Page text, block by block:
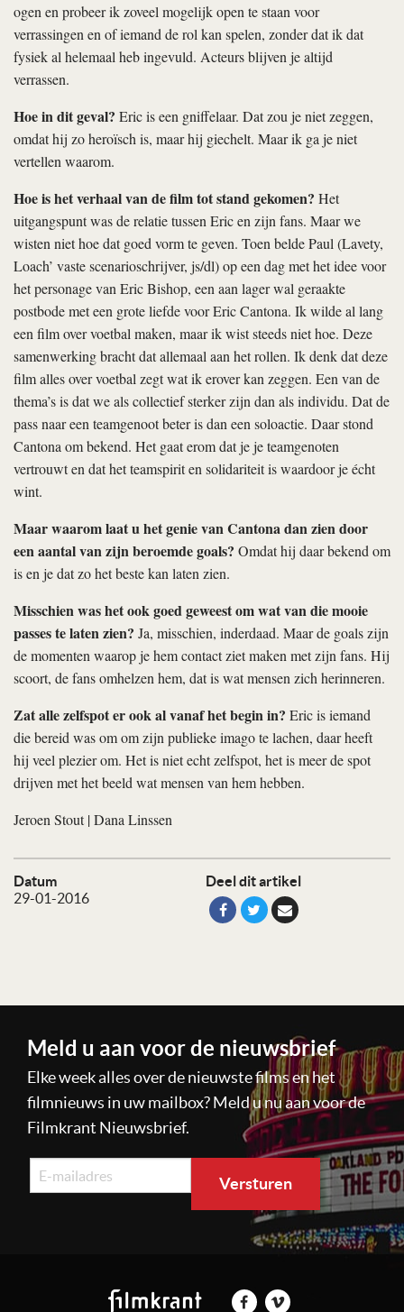
Datum
29-01-2016
Deel dit artikel
ogen en probeer ik zoveel mogelijk open te staan voor
verrassingen en of iemand de rol kan spelen, zonder dat ik dat
fysiek al helemaal heb ingevuld. Acteurs blijven je altijd
verrassen.
Hoe in dit geval? Eric is een gniffelaar. Dat zou je niet zeggen,
omdat hij zo heroïsch is, maar hij giechelt. Maar ik ga je niet
vertellen waarom.
Hoe is het verhaal van de film tot stand gekomen? Het
uitgangspunt was de relatie tussen Eric en zijn fans. Maar we
wisten niet hoe dat goed vorm te geven. Toen belde Paul (Lavety,
Loach’ vaste scenarioschrijver, js/dl) op een dag met het idee voor
het personage van Eric Bishop, een aan lager wal geraakte
postbode met een grote liefde voor Eric Cantona. Ik wilde al lang
een film over voetbal maken, maar ik wist steeds niet hoe. Deze
samenwerking bracht dat allemaal aan het rollen. Ik denk dat deze
film alles over voetbal zegt wat ik erover kan zeggen. Een van de
thema’s is dat we als collectief sterker zijn dan als individu. Dat de
pass naar een teamgenoot beter is dan een soloactie. Daar stond
Cantona om bekend. Het gaat erom dat je je teamgenoten
vertrouwt en dat het teamspirit en solidariteit is waardoor je écht
wint.
Maar waarom laat u het genie van Cantona dan zien door
een aantal van zijn beroemde goals? Omdat hij daar bekend om
is en je dat zo het beste kan laten zien.
Misschien was het ook goed geweest om wat van die mooie
passes te laten zien? Ja, misschien, inderdaad. Maar de goals zijn
de momenten waarop je hem contact ziet maken met zijn fans. Hij
scoort, de fans omhelzen hem, dat is wat mensen zich herinneren.
Zat alle zelfspot er ook al vanaf het begin in? Eric is iemand
die bereid was om om zijn publieke imago te lachen, daar heeft
hij veel plezier om. Het is niet echt zelfspot, het is meer de spot
drijven met het beeld wat mensen van hem hebben.
Jeroen Stout|Dana Linssen
Meld u aan voor de nieuwsbrief
Elke week alles over de nieuwste films en het
filmnieuws in uw mailbox? Meld u nu aan voor de
Filmkrant Nieuwsbrief.